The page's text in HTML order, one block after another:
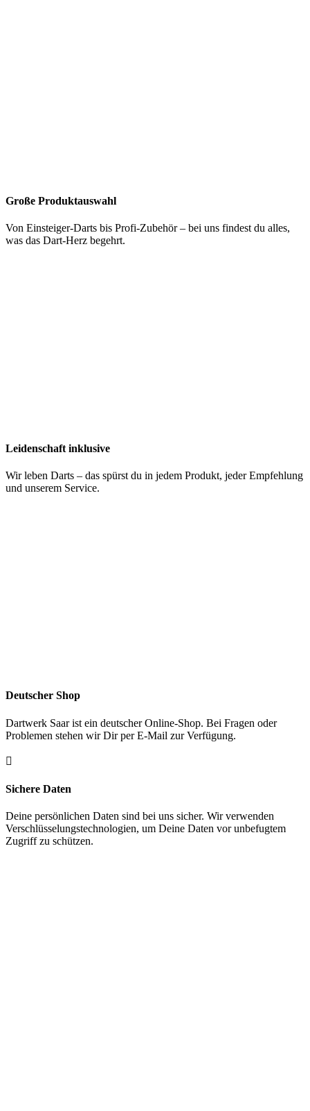
Große Produktauswahl
Von Einsteiger-Darts bis Profi-Zubehör – bei uns findest du alles,
was das Dart-Herz begehrt.
Leidenschaft inklusive
Wir leben Darts – das spürst du in jedem Produkt, jeder Empfehlung
und unserem Service.
Deutscher Shop
Dartwerk Saar ist ein deutscher Online-Shop. Bei Fragen oder
Problemen stehen wir Dir per E-Mail zur Verfügung.

Sichere Daten
Deine persönlichen Daten sind bei uns sicher. Wir verwenden
Verschlüsselungstechnologien, um Deine Daten vor unbefugtem
Zugriff zu schützen.